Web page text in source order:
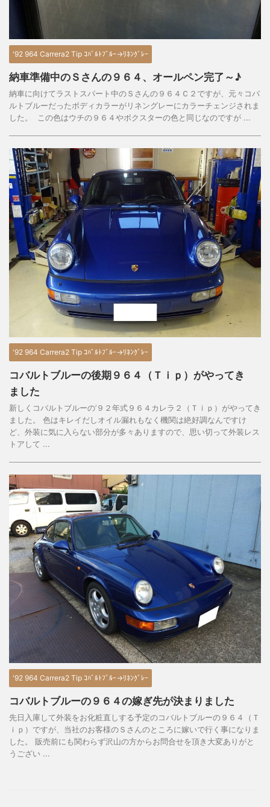
'92 964 Carrera2 Tip ｺﾊﾞﾙﾄﾌﾞﾙｰ→ﾘﾈﾝｸﾞﾚｰ
納車準備中のＳさんの９６４、オールペン完了～♪
納車に向けてラストスパート中のＳさんの９６４Ｃ２ですが、元々コバ
ルトブルーだったボディカラーがリネングレーにカラーチェンジされま
した。 この色はウチの９６４やボクスターの色と同じなのですが ...
'92 964 Carrera2 Tip ｺﾊﾞﾙﾄﾌﾞﾙｰ→ﾘﾈﾝｸﾞﾚｰ
コバルトブルーの後期９６４（Ｔｉｐ）がやってき
ました
新しくコバルトブルーの’９２年式９６４カレラ２（Ｔｉｐ）がやってき
ました。 色はキレイだしオイル漏れもなく機関は絶好調なんですけ
ど、外装に気に入らない部分が多々ありますので、思い切って外装レス
トアして ...
'92 964 Carrera2 Tip ｺﾊﾞﾙﾄﾌﾞﾙｰ→ﾘﾈﾝｸﾞﾚｰ
コバルトブルーの９６４の嫁ぎ先が決まりました
先日入庫して外装をお化粧直しする予定のコバルトブルーの９６４（Ｔ
ｉｐ）ですが、当社のお客様のＳさんのところに嫁いで行く事になりま
した。 販売前にも関わらず沢山の方からお問合せを頂き大変ありがと
うござい ...